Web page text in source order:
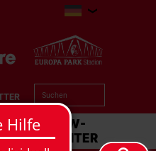
MATCHCENTER